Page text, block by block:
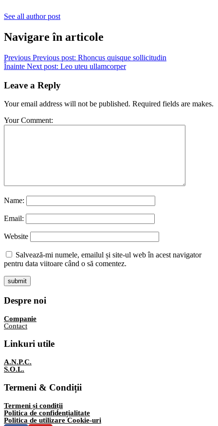
See all author post
Navigare în articole
Previous Previous post: Rhoncus quisque sollicitudin
Înainte Next post: Leo uteu ullamcorper
Leave a Reply
Your email address will not be published. Required fields are makes.
Your Comment:
Name:
Email:
Website
Salvează-mi numele, emailul și site-ul web în acest navigator
pentru data viitoare când o să comentez.
Despre noi
Companie
Contact
Linkuri utile
A.N.P.C.
S.O.L.
Termeni & Condiții
Termeni și condiții
Politica de confidențialitate
Politica de utilizare Cookie-uri